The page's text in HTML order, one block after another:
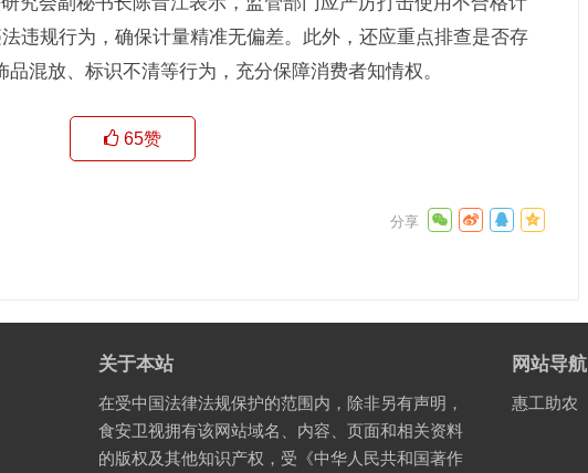
违规行为，确保计量精准无偏差。此外，还应重点排查是否存
品混放、标识不清等行为，充分保障消费者知情权。
65赞
关于本站
在受中国法律法规保护的范围内，除非另有声明，
食安卫视拥有该网站域名、内容、页面和相关资料
的版权及其他知识产权，受《中华人民共和国著作
网站导航
惠工助农